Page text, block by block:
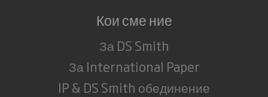
Кои сме ние
За DS Smith
За International Paper
IP & DS Smith обединение